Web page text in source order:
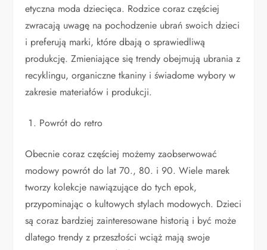
etyczna moda dziecięca. Rodzice coraz częściej
zwracają uwagę na pochodzenie ubrań swoich dzieci
i preferują marki, które dbają o sprawiedliwą
produkcję. Zmieniające się trendy obejmują ubrania z
recyklingu, organiczne tkaniny i świadome wybory w
zakresie materiałów i produkcji.
Powrót do retro
Obecnie coraz częściej możemy zaobserwować
modowy powrót do lat 70., 80. i 90. Wiele marek
tworzy kolekcje nawiązujące do tych epok,
przypominając o kultowych stylach modowych. Dzieci
są coraz bardziej zainteresowane historią i być może
dlatego trendy z przeszłości wciąż mają swoje